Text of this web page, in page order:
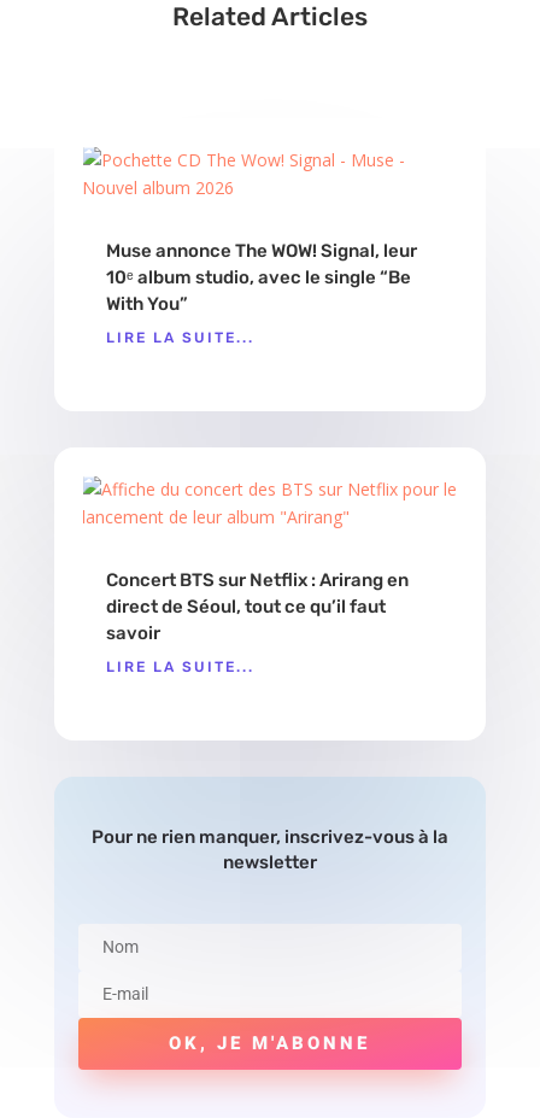
Related Articles
Muse annonce The WOW! Signal, leur
10ᵉ album studio, avec le single “Be
With You”
LIRE LA SUITE...
Concert BTS sur Netflix : Arirang en
direct de Séoul, tout ce qu’il faut
savoir
LIRE LA SUITE...
Pour ne rien manquer, inscrivez-vous à la
newsletter
OK, JE M'ABONNE